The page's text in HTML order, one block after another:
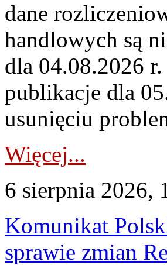
dane
handlowych są
dla 04.08.2026
publikacje dla
usunięciu
Więcej...
6 sierpnia 2026,
Komunikat
sprawie zmian